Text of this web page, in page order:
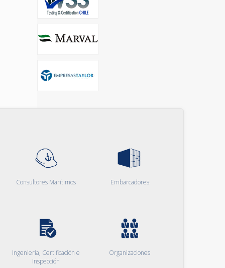
Consultores Marítimos Embarcadores
Ingeniería, Certificación e
Inspección
Organizaciones